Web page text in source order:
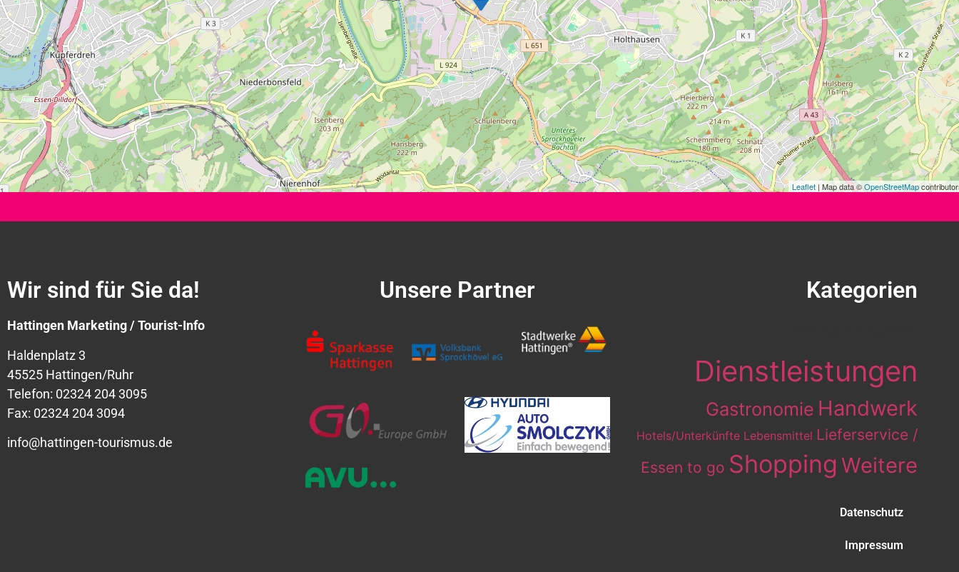
Leaflet| Map data ©OpenStreetMap
Wir sind für Sie da!
Hattingen Marketing / Tourist-Info
Haldenplatz 3
45525 Hattingen/Ruhr
Telefon: 02324 204 3095
Fax: 02324 204 3094
info@hattingen-tourismus.de
Unsere Partner Kategorien
Dienstleistungen
Gastronomie Handwerk
Hotels/Unterkünfte Lebensmittel Lieferservice /
Essen to go Shopping Weitere
Datenschutz
Impressum